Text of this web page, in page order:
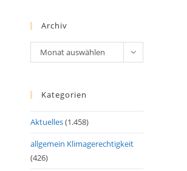
Archiv
Archiv
Monat auswählen
Kategorien
Aktuelles(1.458)
allgemein Klimagerechtigkeit
(426)